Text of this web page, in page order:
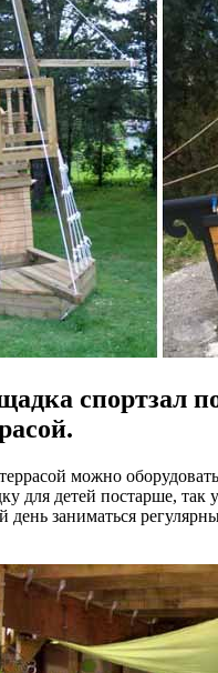
спортзал
можно
для детей постарше, так
день заниматься